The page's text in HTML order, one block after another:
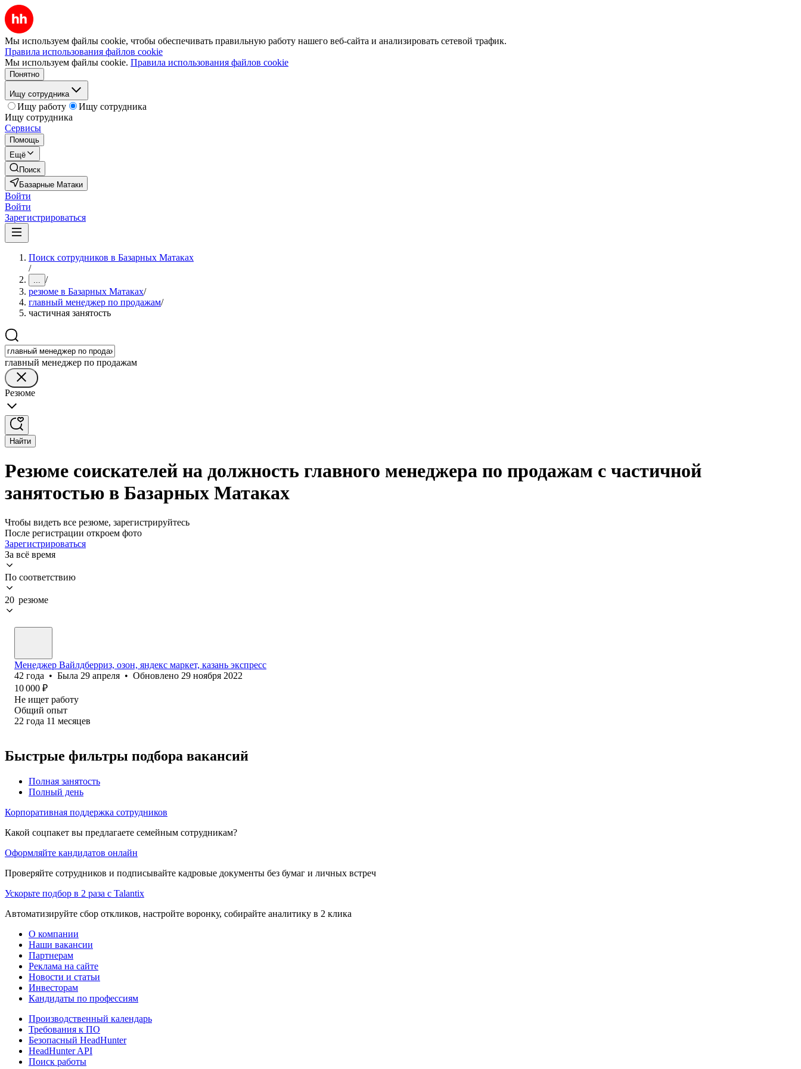
Мы используем файлы cookie, чтобы обеспечивать правильную работу нашего веб-сайта и анализировать сетевой трафик.
Правила использования файлов cookie
Мы используем файлы cookie. Правила использования файлов cookie
Понятно
Ищу сотрудника
Ищу работу
Ищу сотрудника
Ищу сотрудника
Сервисы
Помощь
Ещё
Поиск
Базарные Матаки
Войти
Войти
Зарегистрироваться
Поиск сотрудников в Базарных Матаках
/
... /
резюме в Базарных Матаках/
главный менеджер по продажам/
частичная занятость
главный менеджер по продажам
Резюме
Найти
Резюме соискателей на должность главного менеджера по продажам с частичной
занятостью в Базарных Матаках
Чтобы видеть все резюме, зарегистрируйтесь
После регистрации откроем фото
Зарегистрироваться
За всё время
По соответствию
20 резюме
Менеджер Вайлдберриз, озон, яндекс маркет, казань экспресс
42 года • Была 29 апреля • Обновлено 29 ноября 2022
10 000 ₽
Не ищет работу
Общий опыт
22 года 11 месяцев
Быстрые фильтры подбора вакансий
Полная занятость
Полный день
Корпоративная поддержка сотрудников
Какой соцпакет вы предлагаете семейным сотрудникам?
Оформляйте кандидатов онлайн
Проверяйте сотрудников и подписывайте кадровые документы без бумаг и личных встреч
Ускорьте подбор в 2 раза с Talantix
Автоматизируйте сбор откликов, настройте воронку, собирайте аналитику в 2 клика
О компании
Наши вакансии
Партнерам
Реклама на сайте
Новости и статьи
Инвесторам
Кандидаты по профессиям
Производственный календарь
Требования к ПО
Безопасный HeadHunter
HeadHunter API
Поиск работы